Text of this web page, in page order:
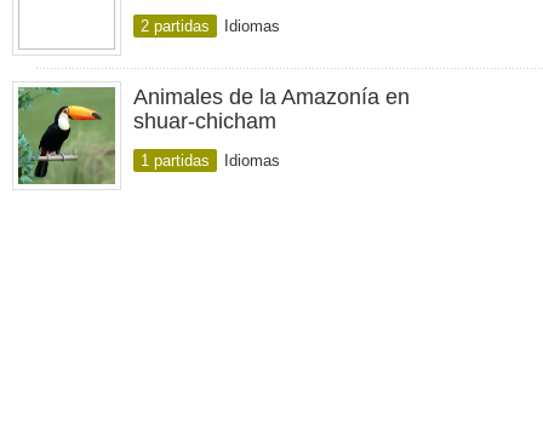
2 partidas Idiomas
Animales de la Amazonía en
shuar-chicham
1 partidas Idiomas